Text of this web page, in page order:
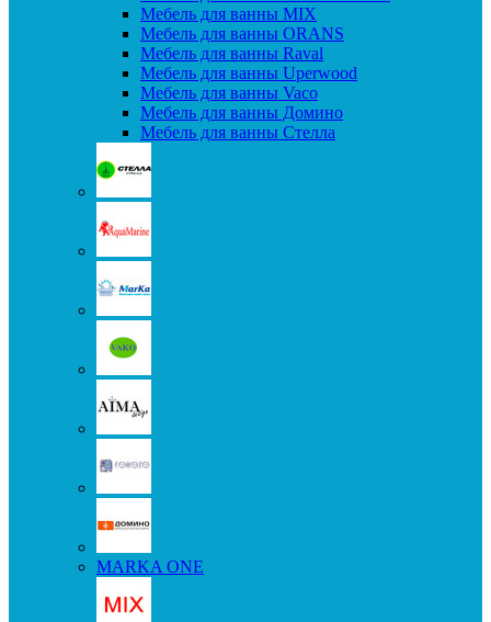
Мебель для ванны MIX
Мебель для ванны ORANS
Мебель для ванны Raval
Мебель для ванны Uperwood
Мебель для ванны Vaco
Мебель для ванны Домино
Мебель для ванны Стелла
MARKA ONE